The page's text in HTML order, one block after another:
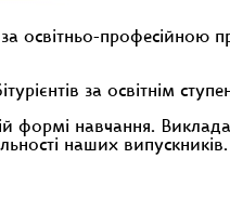
освітньо-
за освітнім
формі навчання.
наших випускників.